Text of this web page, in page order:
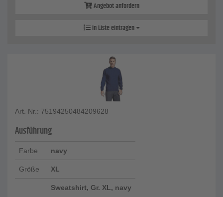
Angebot anfordern
In Liste eintragen
Art. Nr.: 75194250484209628
Ausführung
Farbe navy
Größe XL
Sweatshirt, Gr. XL, navy